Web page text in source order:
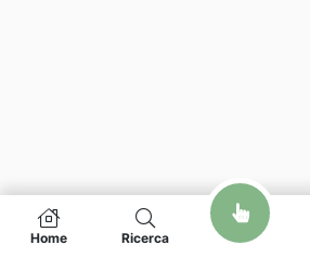
Home Ricerca